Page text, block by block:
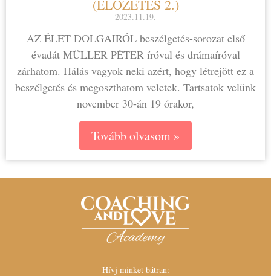
(ELŐZETES 2.)
2023.11.19.
AZ ÉLET DOLGAIRÓL beszélgetés-sorozat első
évadát MÜLLER PÉTER íróval és drámaíróval
zárhatom. Hálás vagyok neki azért, hogy létrejött ez a
beszélgetés és megoszthatom veletek. Tartsatok velünk
november 30-án 19 órakor,
Tovább olvasom »
Hívj minket bátran: